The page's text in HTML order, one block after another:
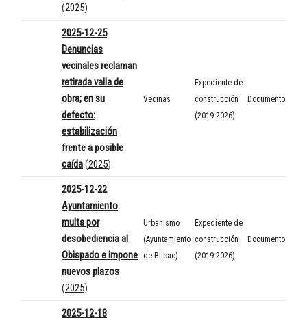
(2025)
2025-12-25
Denuncias
vecinales reclaman
retirada valla de
obra; en su
defecto:
estabilización
frente a posible
caída(2025)
Vecinas
Expediente de
construcción
(2019-2026)
Documento
2025-12-22
Ayuntamiento
multa por
desobediencia al
Obispado e impone
nuevos plazos
(2025)
Urbanismo
(Ayuntamiento
de BIlbao)
Expediente de
construcción
(2019-2026)
Documento
2025-12-18